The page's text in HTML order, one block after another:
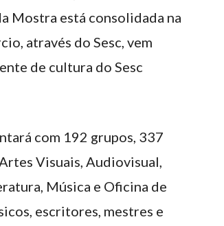
Mostra está consolidada na
através do Sesc, vem
de cultura do Sesc
com 192 grupos, 337
Visuais, Audiovisual,
Música e Oficina de
escritores, mestres e